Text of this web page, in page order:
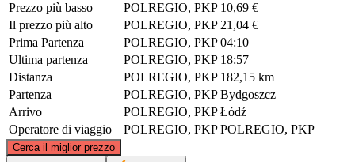
Prezzo più basso
POLREGIO, PKP 10,69 €
Il prezzo più alto
POLREGIO, PKP 21,04 €
Prima Partenza
POLREGIO, PKP 04:10
Ultima partenza
POLREGIO, PKP 18:57
Distanza
POLREGIO, PKP 182,15 km
Partenza
POLREGIO, PKP Bydgoszcz
Arrivo
POLREGIO, PKP Łódź
Operatore di viaggio
POLREGIO, PKP POLREGIO, PKP
Cerca il miglior prezzo
©CARTO , ©OpenStreetMapcontributors